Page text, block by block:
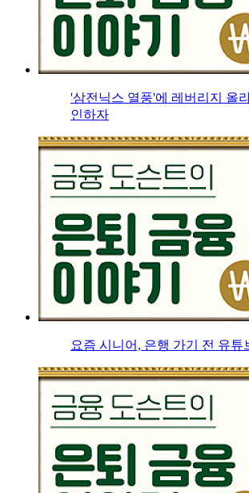
'삼전닉스 열풍'에 레버리지 올
인하자
요즘 시니어, 은행 가기 전 유튜